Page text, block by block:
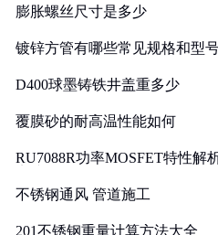
膨胀螺丝尺寸是多少
镀锌方管有哪些常见规格和型
D400球墨铸铁井盖重多少
覆膜砂的耐高温性能如何
RU7088R功率MOSFET特性解
不锈钢通风 管道施工
201不锈钢重量计算方法大全